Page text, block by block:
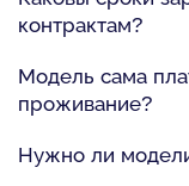
контрактам?
Модель сама
проживание?
Нужно ли